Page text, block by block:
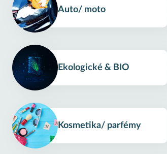
Auto/ moto
Ekologické & BIO
Kosmetika/ parfémy